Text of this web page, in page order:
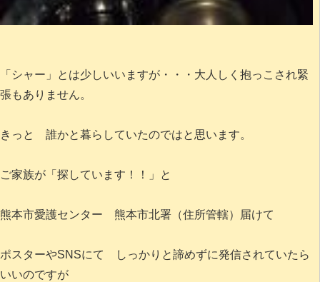
「シャー」とは少しいいますが・・・大人しく抱っこされ緊
張もありません。
きっと 誰かと暮らしていたのではと思います。
ご家族が「探しています！！」と
熊本市愛護センター 熊本市北署（住所管轄）届けて
ポスターやSNSにて しっかりと諦めずに発信されていたら
いいのですが